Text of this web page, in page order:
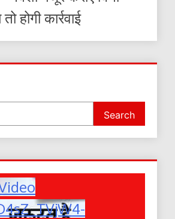
होगी कार्रवाई
Search